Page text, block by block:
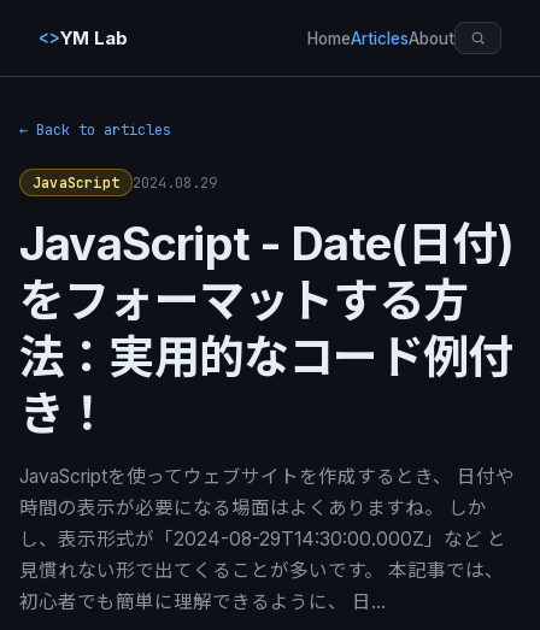
<>YM Lab HomeArticlesAbout
← Back to articles
JavaScript 2024.08.29
JavaScript - Date(日付)
をフォーマットする方
法：実用的なコード例付
き！
JavaScriptを使ってウェブサイトを作成するとき、 日付や
時間の表示が必要になる場面はよくありますね。 しか
し、表示形式が「2024-08-29T14:30:00.000Z」など と
見慣れない形で出てくることが多いです。 本記事では、
初心者でも簡単に理解できるように、 日…